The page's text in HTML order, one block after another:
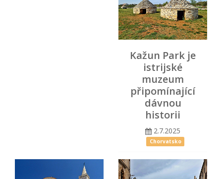
Kažun Park je
istrijské
muzeum
připomínající
dávnou
historii
2.7.2025
Chorvatsko